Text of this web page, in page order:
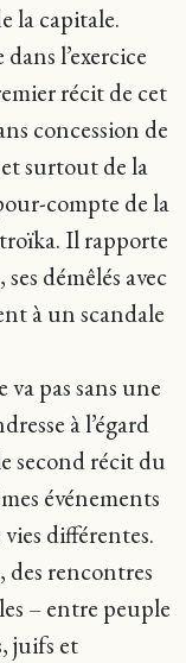
la capitale.
l’exercice
récit de cet
concession de
surtout de la
compte de la
Il rapporte
démêlés avec
à un scandale
pas sans une
à l’égard
second récit du
événements
différentes.
des rencontres
– entre peuple
juifs et